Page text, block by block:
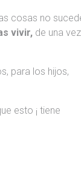
cosas no
vivir, de una vez
para los hijos,
esto ¡ tiene